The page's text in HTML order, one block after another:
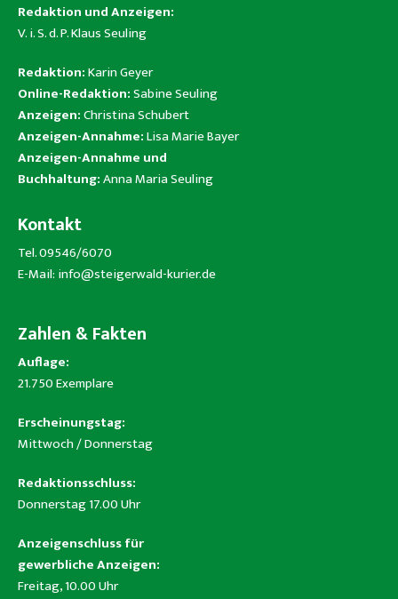
Redaktion und Anzeigen:
V. i. S. d. P. Klaus Seuling
Redaktion:Karin Geyer
Online-Redaktion:Sabine Seuling
Anzeigen:Christina Schubert
Anzeigen-Annahme:Lisa Marie Bayer
Anzeigen-Annahme und
Buchhaltung:Anna Maria Seuling
Kontakt
Tel. 09546/6070
E-Mail: info@steigerwald-kurier.de
Zahlen & Fakten
Auflage:
21.750 Exemplare
Erscheinungstag:
Mittwoch / Donnerstag
Redaktionsschluss:
Donnerstag 17.00 Uhr
Anzeigenschluss für
gewerbliche Anzeigen:
Freitag, 10.00 Uhr